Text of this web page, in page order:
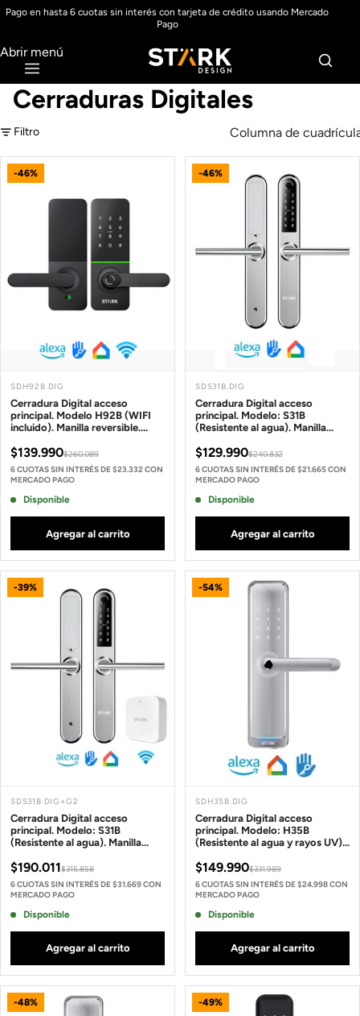
Pago en hasta 6 cuotas sin interés con tarjeta de crédito usando Mercado
Pago
Abrir menú
Cerraduras Digitales
Filtro Columna de
-46%
SDH92B.DIG
Cerradura Digital acceso
principal. Modelo H92B (WIFI
incluido). Manilla reversible.
nuevas o puertas con cerraduras
de pomos instaladas*
$139.990$260.089
6 CUOTAS SIN INTERÉS DE $23.332 CON
MERCADO PAGO
Disponible
Agregar al carrito
-46%
SDS31B.DIG
Cerradura Digital acceso
principal. Modelo: S31B
(Resistente al agua). Manilla
$129.990$240.832
6 CUOTAS SIN INTERÉS DE $21.665 CON
MERCADO PAGO
Disponible
Agregar al carrito
-39%
SDS31B.DIG+G2
Cerradura Digital acceso
principal. Modelo: S31B
(Resistente al agua). Manilla
$190.011$315.858
6 CUOTAS SIN INTERÉS DE $31.669 CON
MERCADO PAGO
Disponible
Agregar al carrito
-54%
SDH35B.DIG
Cerradura Digital acceso
principal. Modelo: H35B
(Resistente al agua y rayos UV).
$149.990$331.989
6 CUOTAS SIN INTERÉS DE $24.998 CON
MERCADO PAGO
Disponible
Agregar al carrito
-48% -49%